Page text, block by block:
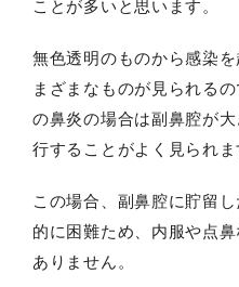
ことが多いと思います。
無色透明のものから感染
まざまなものが見られる
の鼻炎の場合は副鼻腔が
行することがよく見られま
この場合、副鼻腔に貯留
的に困難ため、内服や点
ありません。